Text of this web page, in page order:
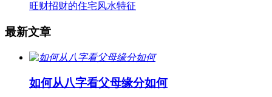
旺财招财的住宅风水特征
最新文章
如何从八字看父母缘分如何